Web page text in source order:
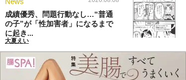
成績優秀、問題行動なし…“普通
の子”が「性加害者」になるまで
に起き...
大夏えい